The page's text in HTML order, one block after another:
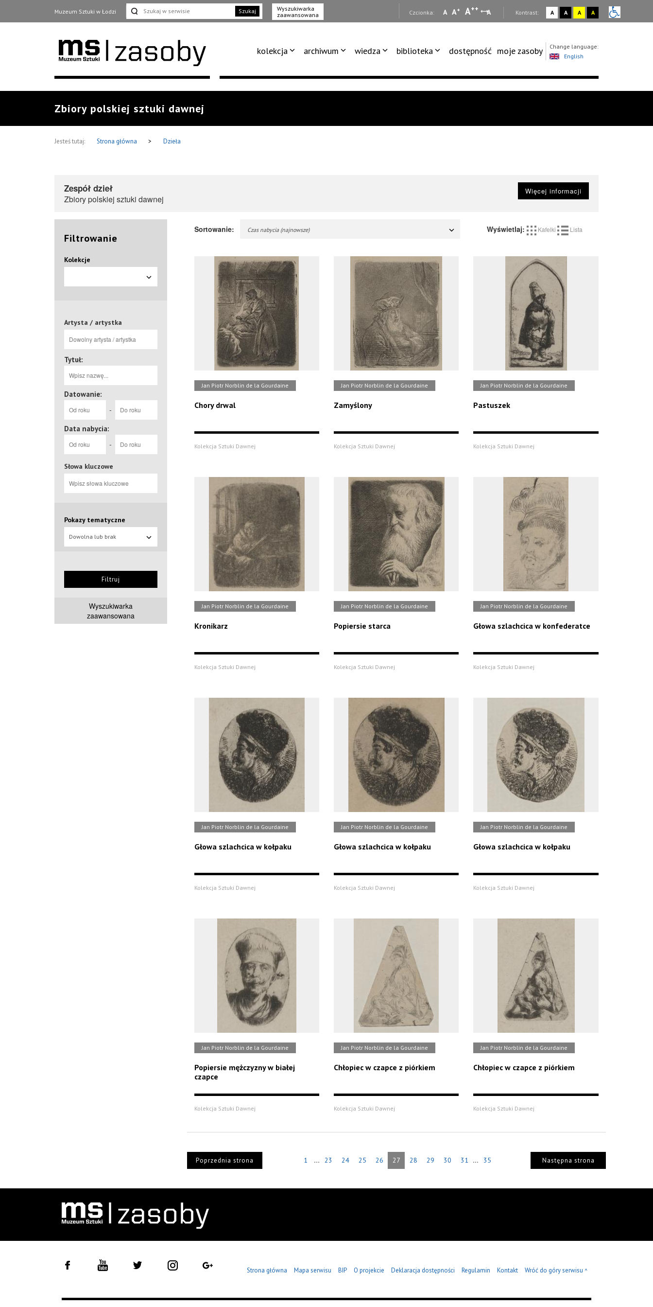
Muzeum Sztuki w Łodzi Szukaj
Wyszukiwarka
zaawansowana
Czcionka: A A+ A++ A Kontrast: A A A A
kolekcja archiwum wiedza biblioteka dostępność moje zasoby
Change language:
English
Zbiory polskiej sztuki dawnej
Jesteś tutaj: Strona główna > Dzieła
Zespół dzieł
Zbiory polskiej sztuki dawnej
Więcej informacji
Filtrowanie
Kolekcje
Artysta / artystka
Tytuł:
Datowanie:
-
Data nabycia:
-
Słowa kluczowe
Pokazy tematyczne
Dowolna lub brak
Filtruj
Wyszukiwarka
zaawansowana
Sortowanie: Czas nabycia (najnowsze) Wyświetlaj: Kafelki Lista
Jan Piotr Norblin de la Gourdaine
Chory drwal
Kolekcja Sztuki Dawnej
Jan Piotr Norblin de la Gourdaine
Zamyślony
Kolekcja Sztuki Dawnej
Jan Piotr Norblin de la Gourdaine
Pastuszek
Kolekcja Sztuki Dawnej
Jan Piotr Norblin de la Gourdaine
Kronikarz
Kolekcja Sztuki Dawnej
Jan Piotr Norblin de la Gourdaine
Popiersie starca
Kolekcja Sztuki Dawnej
Jan Piotr Norblin de la Gourdaine
Głowa szlachcica w konfederatce
Kolekcja Sztuki Dawnej
Jan Piotr Norblin de la Gourdaine
Głowa szlachcica w kołpaku
Kolekcja Sztuki Dawnej
Jan Piotr Norblin de la Gourdaine
Głowa szlachcica w kołpaku
Kolekcja Sztuki Dawnej
Jan Piotr Norblin de la Gourdaine
Głowa szlachcica w kołpaku
Kolekcja Sztuki Dawnej
Jan Piotr Norblin de la Gourdaine
Popiersie mężczyzny w białej
czapce
Kolekcja Sztuki Dawnej
Jan Piotr Norblin de la Gourdaine
Chłopiec w czapce z piórkiem
Kolekcja Sztuki Dawnej
Jan Piotr Norblin de la Gourdaine
Chłopiec w czapce z piórkiem
Kolekcja Sztuki Dawnej
Poprzednia strona 1 ... 23 24 25 26 27 28 29 30 31 ... 35 Następna strona
Strona główna Mapa serwisu BIP O projekcie Deklaracja dostępności Regulamin Kontakt Wróć do góry serwisu ^